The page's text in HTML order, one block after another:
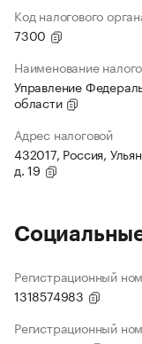
Код налогового
7300
Наименование
Управление
области
Адрес налоговой
432017, Россия,
д. 19
Регистрационный
1318574983
Регистрационный